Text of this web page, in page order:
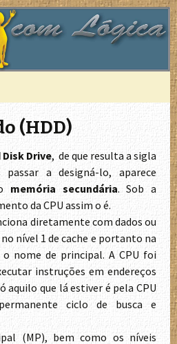
do computador
(HDD)
Disk Drive, de que resulta a sigla
a designá-lo, aparece
memória secundária. Sob a
da CPU assim o é.
diretamente com dados ou
nível 1 de cache e portanto na
nome de principal. A CPU foi
instruções em endereços
aquilo que lá estiver é pela CPU
ciclo de busca e
(MP), bem como os níveis